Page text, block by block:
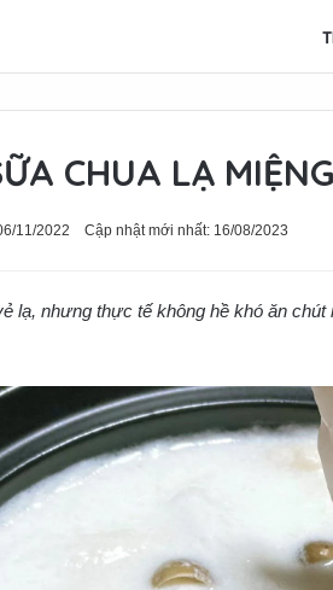
CHUA LẠ
11/2022 Cập nhật mới nhất: 16/08/2023
lạ, nhưng thực tế không hề khó ăn